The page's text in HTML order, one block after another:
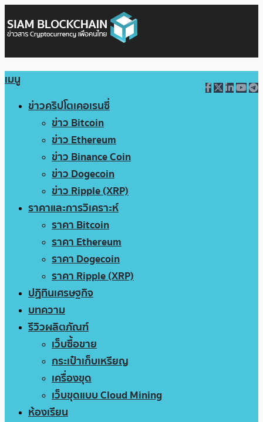
เมนู
ข่าวคริปโตเคอเรนซี่
ข่าว Bitcoin
ข่าว Ethereum
ข่าว Binance Coin
ข่าว Dogecoin
ข่าว Ripple (XRP)
ราคาและการวิเคราะห์
ราคา Bitcoin
ราคา Ethereum
ราคา Dogecoin
ราคา Ripple (XRP)
ปฏิทินเศรษฐกิจ
บทความ
รีวิวผลิตภัณฑ์
เว็บซื้อขาย
กระเป๋าเก็บเหรียญ
เครื่องขุด
เว็บขุดแบบ Cloud Mining
ห้องเรียน